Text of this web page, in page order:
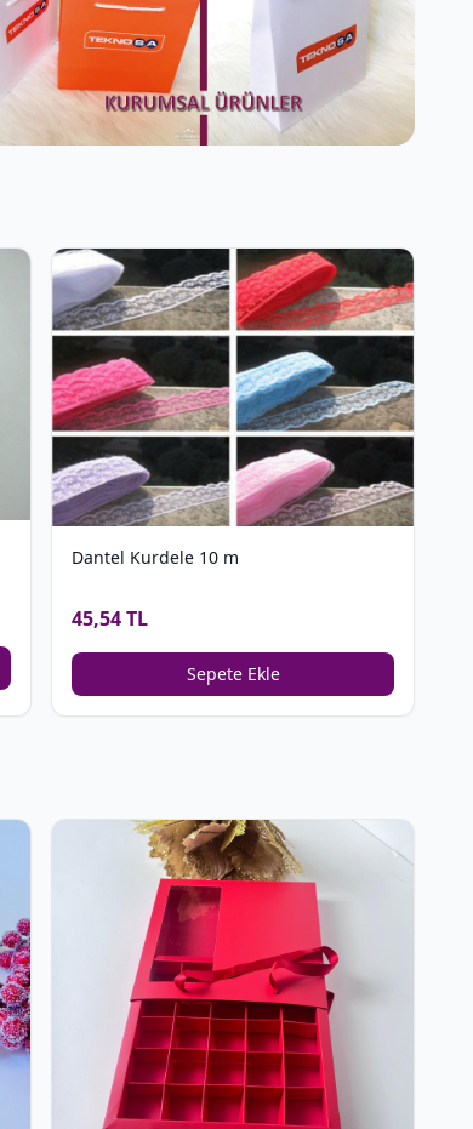
Dantel Kurdele 10 m
45,54 TL
Sepete Ekle